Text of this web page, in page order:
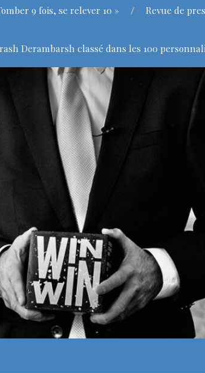
9 fois, se relever 10 » Revue de
Derambarsh classé dans les 100